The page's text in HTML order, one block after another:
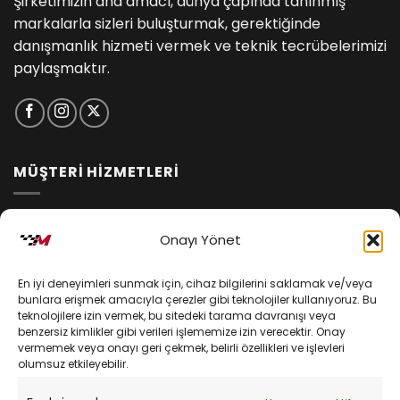
Onayı Yönet
En iyi deneyimleri sunmak için, cihaz bilgilerini saklamak ve/veya
bunlara erişmek amacıyla çerezler gibi teknolojiler kullanıyoruz. Bu
teknolojilere izin vermek, bu sitedeki tarama davranışı veya
benzersiz kimlikler gibi verileri işlememize izin verecektir. Onay
vermemek veya onayı geri çekmek, belirli özellikleri ve işlevleri
olumsuz etkileyebilir.
markalarla sizleri buluşturmak, gerektiğinde
danışmanlık hizmeti vermek ve teknik tecrübelerimizi
paylaşmaktır.
MÜŞTERİ HİZMETLERİ
Kişisel Verilerin Korunması
Mesafeli Satış Sözleşmesi